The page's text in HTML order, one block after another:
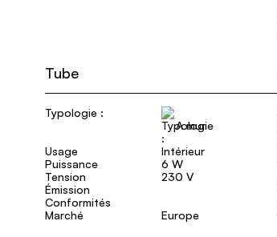
Tube
Typologie :
A mur
Usage
Intérieur
Puissance
6 W
Tension
230 V
Émission
Conformités
Marché
Europe